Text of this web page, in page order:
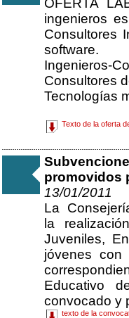
OFERTA
ingenieros
Consultores
software.
Ingenieros-
Consultores
Tecnologías
Texto de la oferta
promovidos
13/01/2011
La
la
Juveniles,
jóvenes
Educativo
convocado y
texto de la